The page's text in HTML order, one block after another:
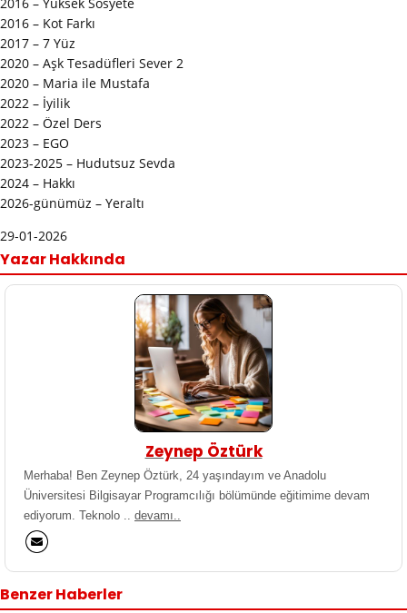
2016 – Kot Farkı
2017 – 7 Yüz
2020 – Aşk Tesadüfleri Sever 2
2020 – Maria ile Mustafa
2022 – İyilik
2022 – Özel Ders
2023 – EGO
2023-2025 – Hudutsuz Sevda
2024 – Hakkı
2026-günümüz – Yeraltı
29-01-2026
Yazar Hakkında
Zeynep Öztürk
Merhaba! Ben Zeynep Öztürk, 24 yaşındayım ve Anadolu
Üniversitesi Bilgisayar Programcılığı bölümünde eğitimime devam
ediyorum. Teknolo .. devamı..
Benzer Haberler